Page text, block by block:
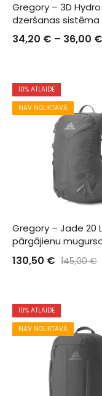
Gregory – 3D
dzeršanas sistēma
34,20 € – 36,00 €
10% ATLAIDE
NAV NOLIKTAVĀ
Gregory – Jade 20
pārgājienu
130,50 € 145,00€
10% ATLAIDE
NAV NOLIKTAVĀ